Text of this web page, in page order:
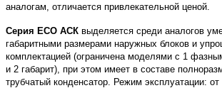
аналогам, отличается привлекательной ценой.
Серия ECO АСК выделяется среди аналогов
габаритными размерами наружных блоков и
комплектацией (ограничена моделями с 1
и 2 габарит), при этом имеет в составе
трубчатый конденсатор. Режим эксплуатации: